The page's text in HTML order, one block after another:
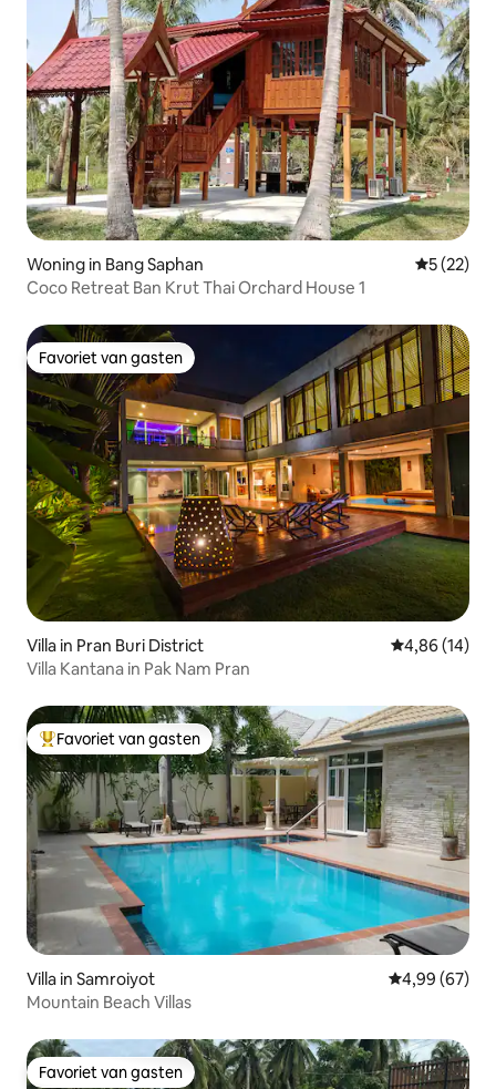
Woning in Bang Saphan
5 (22)
Coco Retreat Ban Krut Thai Orchard House 1
Favoriet van gasten
Favoriet van gasten
Villa in Pran Buri District Gemiddelde
4,86 (14)
Villa Kantana in Pak Nam Pran
Topfavoriet van gasten
Favoriet van gasten
Villa in Samroiyot Gemiddelde
4,99 (67)
Mountain Beach Villas
Favoriet van gasten
Favoriet van gasten